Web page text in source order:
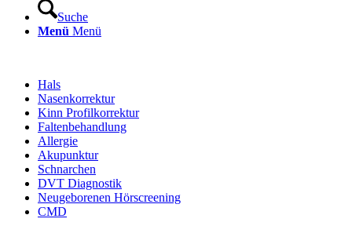
Suche
Menü Menü
Hals
Nasenkorrektur
Kinn Profilkorrektur
Faltenbehandlung
Allergie
Akupunktur
Schnarchen
DVT Diagnostik
Neugeborenen Hörscreening
CMD